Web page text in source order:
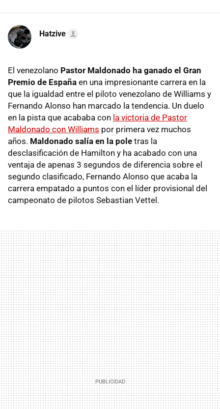
Hatzive
El venezolano Pastor Maldonado ha ganado el Gran
Premio de España en una impresionante carrera en la
que la igualdad entre el piloto venezolano de Williams y
Fernando Alonso han marcado la tendencia. Un duelo
en la pista que acababa con la victoria de Pastor
Maldonado con Williams por primera vez muchos
años. Maldonado salía en la pole tras la
desclasificación de Hamilton y ha acabado con una
ventaja de apenas 3 segundos de diferencia sobre el
segundo clasificado, Fernando Alonso que acaba la
carrera empatado a puntos con el líder provisional del
campeonato de pilotos Sebastian Vettel.